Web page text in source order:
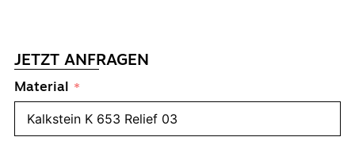
JETZT ANFRAGEN
Material